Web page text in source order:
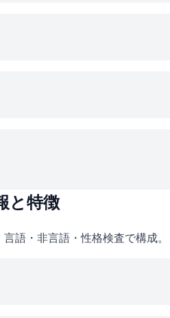
と特徴
語・非言語・性格検査で構成。